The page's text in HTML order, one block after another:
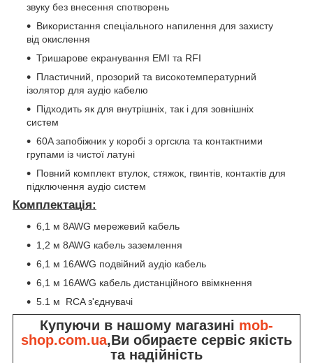
звуку без внесення спотворень
Використання спеціального напилення для захисту
від окислення
Тришарове екранування EMI та RFI
Пластичний, прозорий та високотемпературний
ізолятор для аудіо кабелю
Підходить як для внутрішніх, так і для зовнішніх
систем
60A запобіжник у коробі з оргскла та контактними
групами із чистої латуні
Повний комплект втулок, стяжок, гвинтів, контактів для
підключення аудіо систем
Комплектація:
6,1 м 8AWG мережевий кабель
1,2 м 8AWG кабель заземлення
6,1 м 16AWG подвійний аудіо кабель
6,1 м 16AWG кабель дистанційного ввімкнення
5.1 м RCA з'єднувачі
Купуючи в нашому магазині mob-
shop.com.ua,Ви обираєте сервіс якість
та надійність